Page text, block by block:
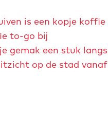
e
i
g
h
r
s
t
b
is een kopje koffie
to-go bij
gemak een stuk langs
op de stad vanaf